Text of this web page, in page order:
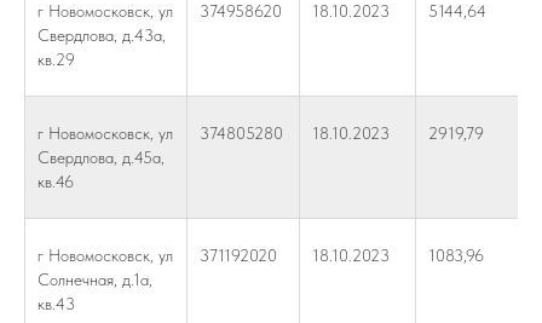
г Новомосковск, ул
Свердлова, д.43а,
кв.29
374958620 18.10.2023 5144,64
г Новомосковск, ул
Свердлова, д.45а,
кв.46
374805280 18.10.2023 2919,79
г Новомосковск, ул
Солнечная, д.1а,
кв.43
371192020 18.10.2023 1083,96